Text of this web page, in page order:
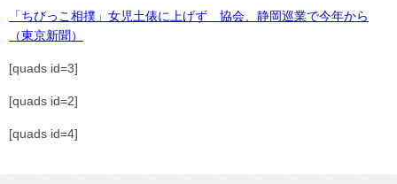
「ちびっこ相撲」女児土俵に上げず 協会、静岡巡業で今年から
（東京新聞）
[quads id=3]
[quads id=2]
[quads id=4]